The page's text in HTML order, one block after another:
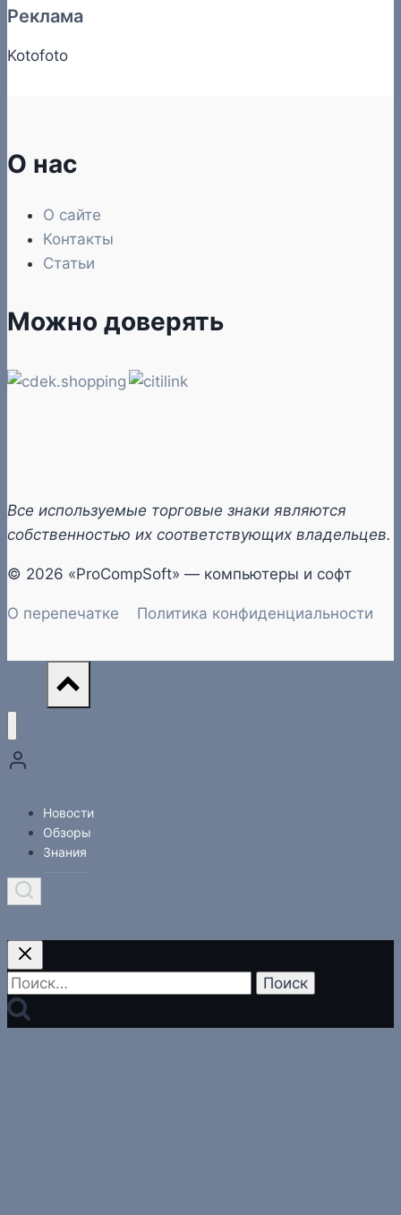
Реклама
Kotofoto
О нас
О сайте
Контакты
Статьи
Можно доверять
Все используемые торговые знаки являются
собственностью их соответствующих владельцев.
© 2026 «ProCompSoft» — компьютеры и софт
О перепечатке Политика конфиденциальности
Новости
Обзоры
Знания
Найти: